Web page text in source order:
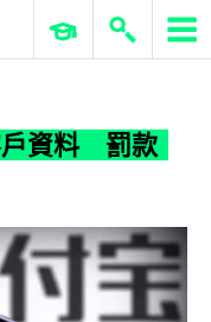
ERP 與商業 AI
戶資料 罰款